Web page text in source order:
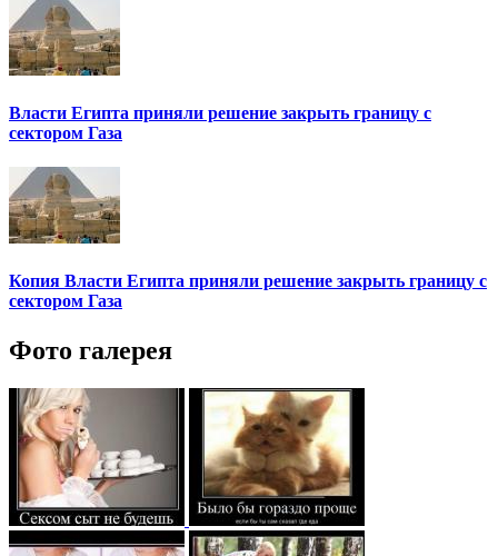
Власти Египта приняли решение закрыть границу с
сектором Газа
Копия Власти Египта приняли решение закрыть границу с
сектором Газа
Фото галерея